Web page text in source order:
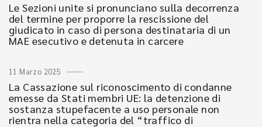
Le Sezioni unite si pronunciano sulla decorrenza
del termine per proporre la rescissione del
giudicato in caso di persona destinataria di un
MAE esecutivo e detenuta in carcere
11 Marzo 2025
La Cassazione sul riconoscimento di condanne
emesse da Stati membri UE: la detenzione di
sostanza stupefacente a uso personale non
rientra nella categoria del “traffico di